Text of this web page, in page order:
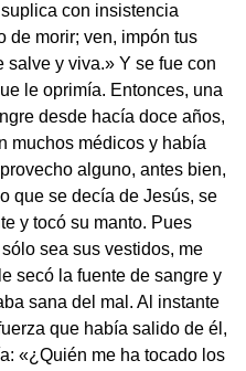
con insistencia
de morir; ven, impón tus
salve y viva.» Y se fue con
le oprimía. Entonces, una
desde hacía doce años,
muchos médicos y había
alguno, antes bien,
que se decía de Jesús, se
y tocó su manto. Pues
sea sus vestidos, me
secó la fuente de sangre y
sana del mal. Al instante
que había salido de él,
«¿Quién me ha tocado los